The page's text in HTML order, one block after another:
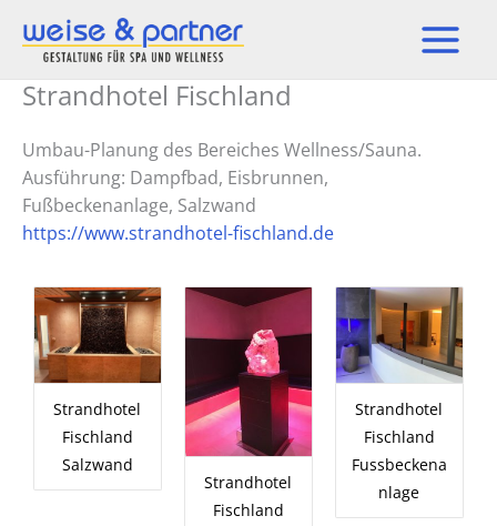
Inhalt
springen
Strandhotel Fischland
Umbau-Planung des Bereiches Wellness/Sauna.
Ausführung: Dampfbad, Eisbrunnen,
Fußbeckenanlage, Salzwand
https://www.strandhotel-fischland.de
Strandhotel
Fischland
Salzwand
Strandhotel
Fischland
Strandhotel
Fischland
Fussbeckena
nlage